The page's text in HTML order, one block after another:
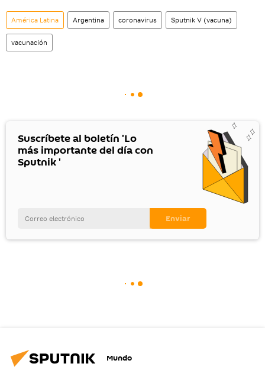
América Latina Argentina coronavirus Sputnik V (vacuna)
vacunación
Suscríbete al boletín 'Lo
más importante del día con
Sputnik '
Mundo